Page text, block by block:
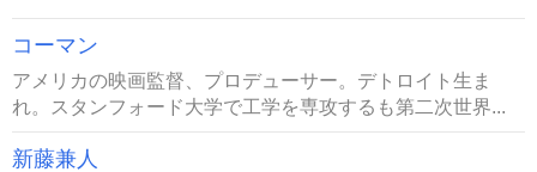
コーマン
アメリカの映画監督、プロデューサー。デトロイト生ま
れ。スタンフォード大学で工学を専攻するも第二次世界...
新藤兼人